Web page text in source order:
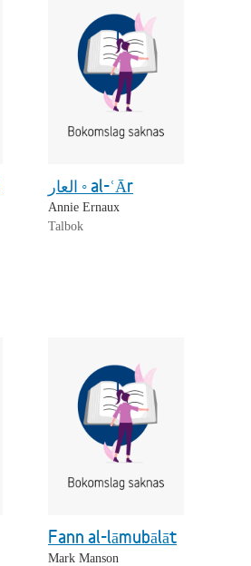
العار ◦ al-ʿĀr
Annie Ernaux
Talbok
Fann al-lāmubālāt
Mark Manson